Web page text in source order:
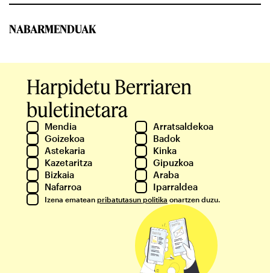
NABARMENDUAK
Harpidetu Berriaren
buletinetara
Mendia
Arratsaldekoa
Goizekoa
Badok
Astekaria
Kinka
Kazetaritza
Gipuzkoa
Bizkaia
Araba
Nafarroa
Iparraldea
Izena ematean pribatutasun politika onartzen duzu.